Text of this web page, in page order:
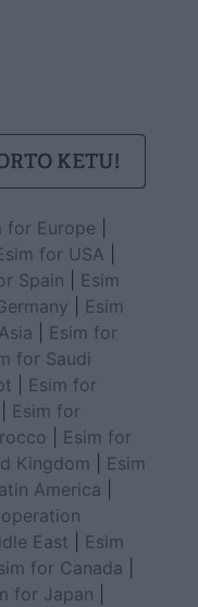
for Europe
for USA
Spain
Esim
Esim
Esim for
for Saudi
Esim for
Esim for
Esim for
Kingdom
Esim
America
East
Esim
for Canada
for Japan